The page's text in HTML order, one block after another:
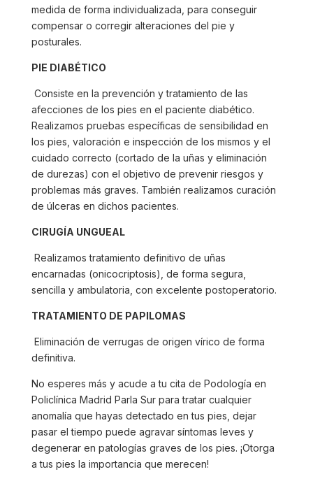
medida de forma individualizada, para conseguir
compensar o corregir alteraciones del pie y
posturales.
PIE DIABÉTICO
Consiste en la prevención y tratamiento de las
afecciones de los pies en el paciente diabético.
Realizamos pruebas específicas de sensibilidad en
los pies, valoración e inspección de los mismos y el
cuidado correcto (cortado de la uñas y eliminación
de durezas) con el objetivo de prevenir riesgos y
problemas más graves. También realizamos curación
de úlceras en dichos pacientes.
CIRUGÍA UNGUEAL
Realizamos tratamiento definitivo de uñas
encarnadas (onicocriptosis), de forma segura,
sencilla y ambulatoria, con excelente postoperatorio.
TRATAMIENTO DE PAPILOMAS
Eliminación de verrugas de origen vírico de forma
definitiva.
No esperes más y acude a tu cita de Podología en
Policlínica Madrid Parla Sur para tratar cualquier
anomalía que hayas detectado en tus pies, dejar
pasar el tiempo puede agravar síntomas leves y
degenerar en patologías graves de los pies. ¡Otorga
a tus pies la importancia que merecen!